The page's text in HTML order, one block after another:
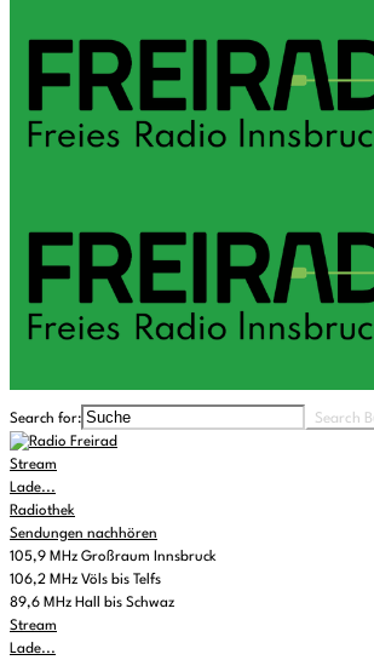
Search for: Search
Stream
Lade...
Radiothek
Sendungen nachhören
105,9 MHz Großraum Innsbruck
106,2 MHz Völs bis Telfs
89,6 MHz Hall bis Schwaz
Stream
Lade...